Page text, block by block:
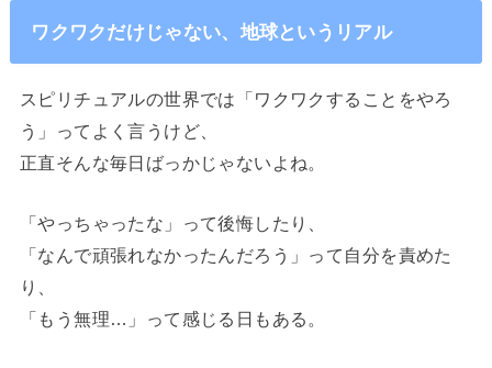
ワクワクだけじゃない、地球というリアル
スピリチュアルの世界では「ワクワクすることをやろ
う」ってよく言うけど、
正直そんな毎日ばっかじゃないよね。
「やっちゃったな」って後悔したり、
「なんで頑張れなかったんだろう」って自分を責めた
り、
「もう無理…」って感じる日もある。